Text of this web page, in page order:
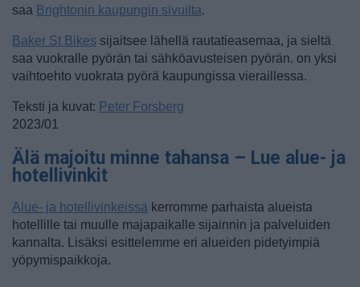
saa Brightonin kaupungin sivuilta.
Baker St Bikes sijaitsee lähellä rautatieasemaa, ja sieltä
saa vuokralle pyörän tai sähköavusteisen pyörän. on yksi
vaihtoehto vuokrata pyörä kaupungissa vieraillessa.
Teksti ja kuvat: Peter Forsberg
2023/01
Älä majoitu minne tahansa – Lue alue- ja
hotellivinkit
Alue- ja hotellivinkeissä kerromme parhaista alueista
hotellille tai muulle majapaikalle sijainnin ja palveluiden
kannalta. Lisäksi esittelemme eri alueiden pidetyimpiä
yöpymispaikkoja.